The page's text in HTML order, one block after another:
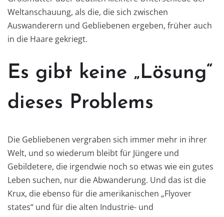
Weltanschauung, als die, die sich zwischen
Auswanderern und Gebliebenen ergeben, früher auch
in die Haare gekriegt.
Es gibt keine „Lösung“
dieses Problems
Die Gebliebenen vergraben sich immer mehr in ihrer
Welt, und so wiederum bleibt für Jüngere und
Gebildetere, die irgendwie noch so etwas wie ein gutes
Leben suchen, nur die Abwanderung. Und das ist die
Krux, die ebenso für die amerikanischen „Flyover
states“ und für die alten Industrie- und